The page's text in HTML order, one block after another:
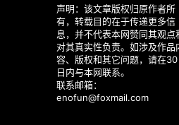
声明：该文章版权归原作者所
有，转载目的在于传递更多信
息，并不代表本网赞同其观点
对其真实性负责。如涉及作品
容、版权和其它问题，请在30
日内与本网联系。
联系邮箱：
enofun@foxmail.com